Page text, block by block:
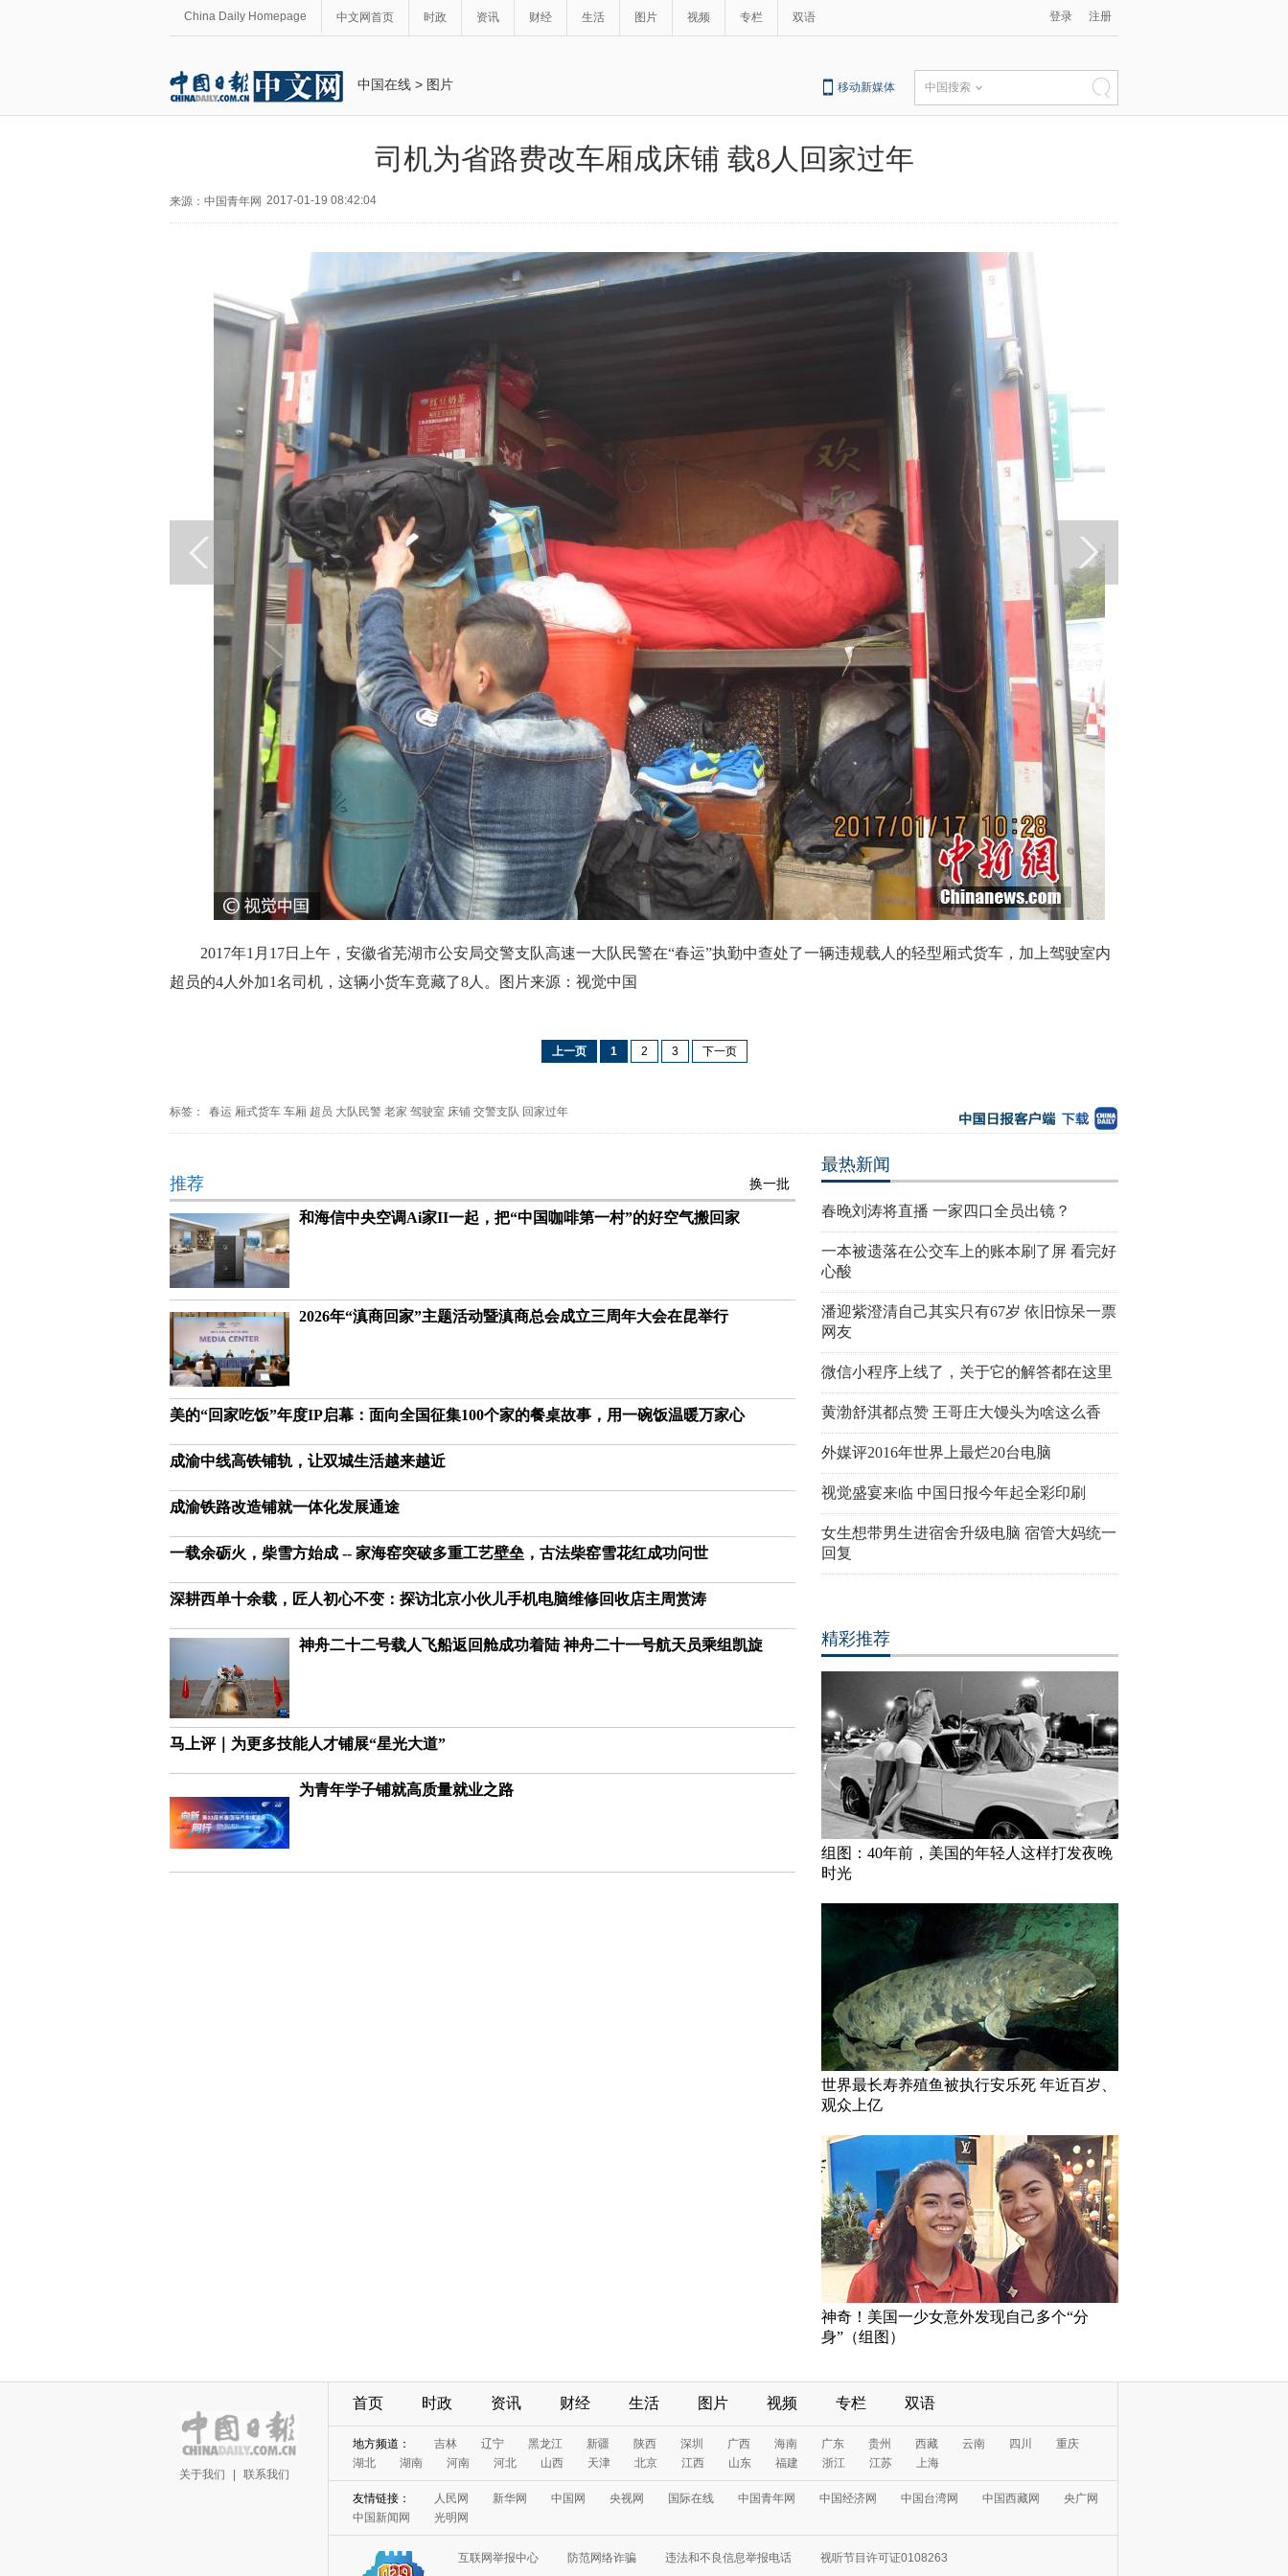
China Daily Homepage 中文网首页 时政 资讯 财经 生活 图片 视频 专栏 双语 登录 注册
中国在线 > 图片 移动新媒体 中国搜索
司机为省路费改车厢成床铺 载8人回家过年
来源：中国青年网 2017-01-19 08:42:04
2017年1月17日上午，安徽省芜湖市公安局交警支队高速一大队民警在“春运”执勤中查处了一辆违规载人的轻型厢式货车，加上驾驶室内
超员的4人外加1名司机，这辆小货车竟藏了8人。图片来源：视觉中国
上一页 1 2 3 下一页
标签： 春运 厢式货车 车厢 超员 大队民警 老家 驾驶室 床铺 交警支队 回家过年
推荐 换一批
和海信中央空调Ai家II一起，把“中国咖啡第一村”的好空气搬回家
2026年“滇商回家”主题活动暨滇商总会成立三周年大会在昆举行
美的“回家吃饭”年度IP启幕：面向全国征集100个家的餐桌故事，用一碗饭温暖万家心
成渝中线高铁铺轨，让双城生活越来越近
成渝铁路改造铺就一体化发展通途
一载余砺火，柴雪方始成 -- 家海窑突破多重工艺壁垒，古法柴窑雪花红成功问世
深耕西单十余载，匠人初心不变：探访北京小伙儿手机电脑维修回收店主周赏涛
神舟二十二号载人飞船返回舱成功着陆 神舟二十一号航天员乘组凯旋
马上评｜为更多技能人才铺展“星光大道”
为青年学子铺就高质量就业之路
最热新闻
春晚刘涛将直播 一家四口全员出镜？
一本被遗落在公交车上的账本刷了屏 看完好
心酸
潘迎紫澄清自己其实只有67岁 依旧惊呆一票
网友
微信小程序上线了，关于它的解答都在这里
黄渤舒淇都点赞 王哥庄大馒头为啥这么香
外媒评2016年世界上最烂20台电脑
视觉盛宴来临 中国日报今年起全彩印刷
女生想带男生进宿舍升级电脑 宿管大妈统一
回复
精彩推荐
组图：40年前，美国的年轻人这样打发夜晚
时光
世界最长寿养殖鱼被执行安乐死 年近百岁、
观众上亿
神奇！美国一少女意外发现自己多个“分
身”（组图）
关于我们 联系我们
首页 时政 资讯 财经 生活 图片 视频 专栏 双语
地方频道： 吉林 辽宁 黑龙江 新疆 陕西 深圳 广西 海南 广东 贵州 西藏 云南 四川
重庆
湖北
湖南 河南 河北 山西 天津 北京 江西 山东 福建 浙江 江苏 上海
友情链接： 人民网 新华网 中国网 央视网 国际在线 中国青年网 中国经济网 中国台湾网 中国西藏网
央广网
中国新闻网
光明网
互联网举报中心 防范网络诈骗 违法和不良信息举报电话 视听节目许可证0108263